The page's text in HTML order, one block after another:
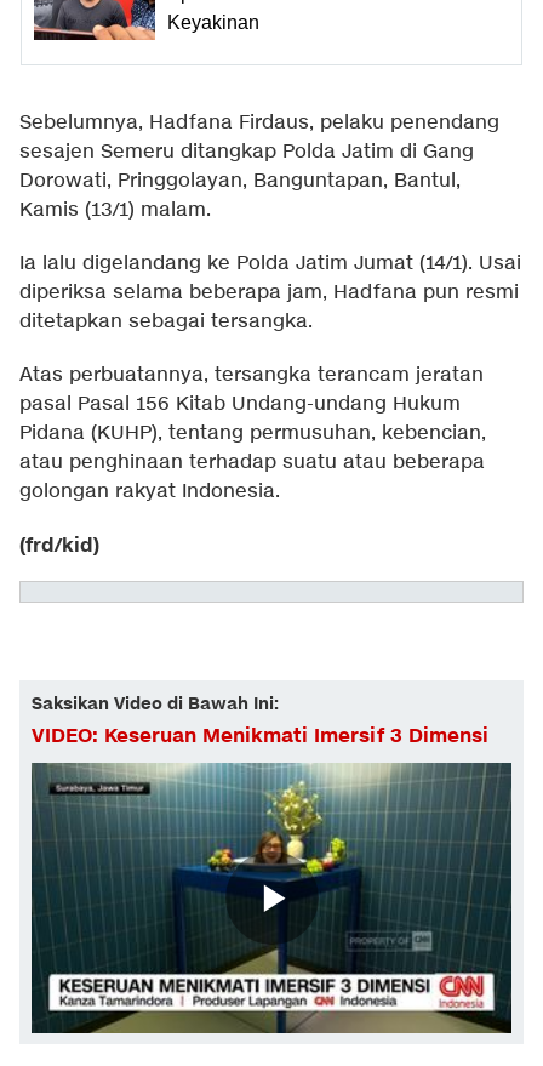
Keyakinan
Sebelumnya, Hadfana Firdaus, pelaku penendang
sesajen Semeru ditangkap Polda Jatim di Gang
Dorowati, Pringgolayan, Banguntapan, Bantul,
Kamis (13/1) malam.
Ia lalu digelandang ke Polda Jatim Jumat (14/1). Usai
diperiksa selama beberapa jam, Hadfana pun resmi
ditetapkan sebagai tersangka.
Atas perbuatannya, tersangka terancam jeratan
pasal Pasal 156 Kitab Undang-undang Hukum
Pidana (KUHP), tentang permusuhan, kebencian,
atau penghinaan terhadap suatu atau beberapa
golongan rakyat Indonesia.
(frd/kid)
Saksikan Video di Bawah Ini:
VIDEO: Keseruan Menikmati Imersif 3 Dimensi